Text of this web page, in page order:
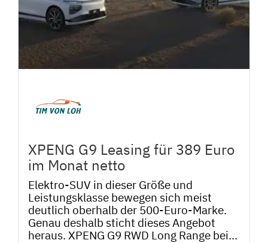
XPENG G9 Leasing für 389 Euro
im Monat netto
Elektro-SUV in dieser Größe und
Leistungsklasse bewegen sich meist
deutlich oberhalb der 500-Euro-Marke.
Genau deshalb sticht dieses Angebot
heraus. XPENG G9 RWD Long Range bei...